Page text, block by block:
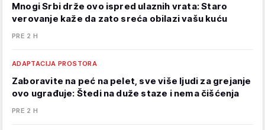
Mnogi Srbi drže ovo ispred ulaznih vrata: Staro
verovanje kaže da zato sreća obilazi vašu kuću
PRE 2 H
ADAPTACIJA PROSTORA
Zaboravite na peć na pelet, sve više ljudi za grejanje
ovo ugrađuje: Štedi na duže staze i nema čišćenja
PRE 2 H